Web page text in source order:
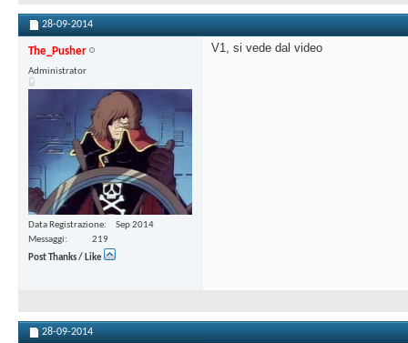
28-09-2014
The_Pusher
Administrator
Data Registrazione
Sep 2014
Messaggi
219
Post Thanks / Like
V1, si vede dal video
28-09-2014